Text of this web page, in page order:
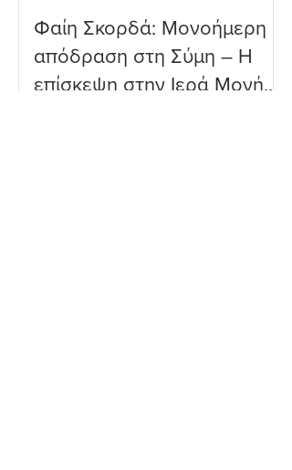
Φαίη Σκορδά: Μονοήμερη
απόδραση στη Σύμη – Η
επίσκεψη στην Ιερά Μονή